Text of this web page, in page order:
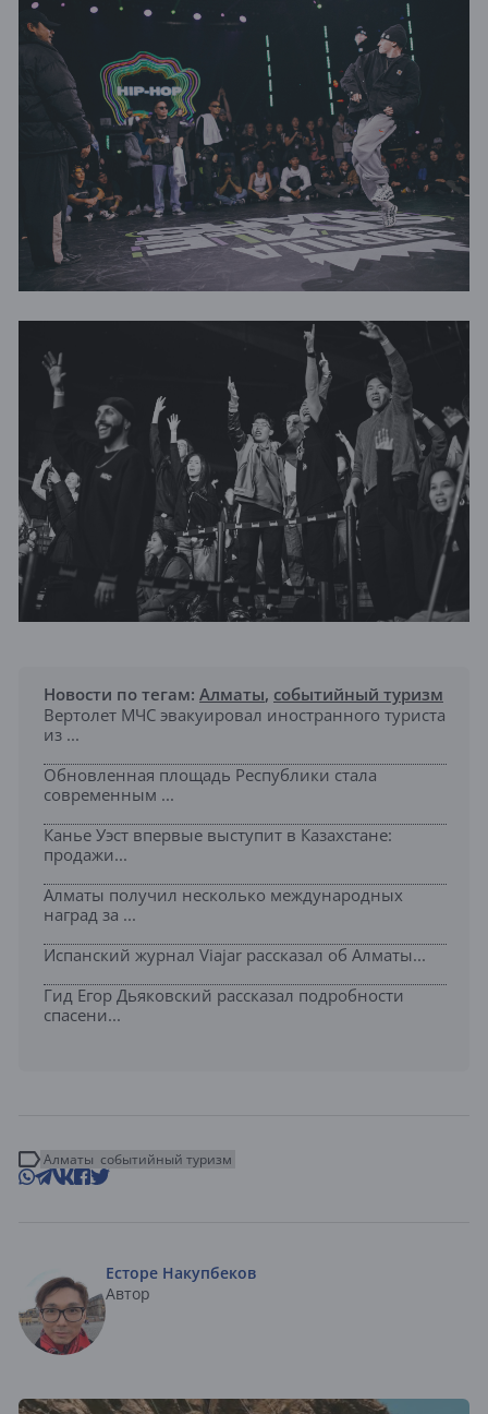
Новости по тегам: Алматы, событийный туризм
Вертолет МЧС эвакуировал иностранного туриста
из ...
Обновленная площадь Республики стала
современным ...
Канье Уэст впервые выступит в Казахстане:
продажи...
Алматы получил несколько международных
наград за ...
Испанский журнал Viajar рассказал об Алматы...
Гид Егор Дьяковский рассказал подробности
спасени...
Алматы событийный туризм
Есторе Накупбеков
Автор